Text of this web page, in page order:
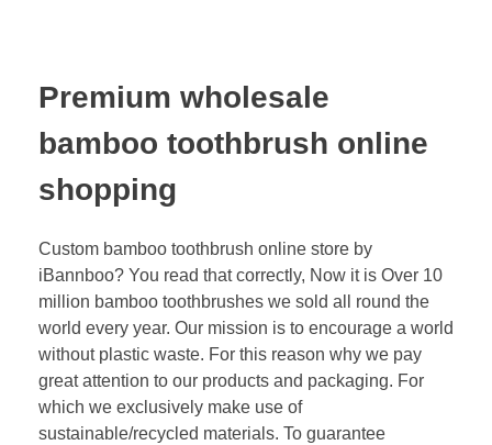
Premium wholesale
bamboo toothbrush online
shopping
Custom bamboo toothbrush online store by
iBannboo? You read that correctly, Now it is Over 10
million bamboo toothbrushes we sold all round the
world every year. Our mission is to encourage a world
without plastic waste. For this reason why we pay
great attention to our products and packaging. For
which we exclusively make use of
sustainable/recycled materials. To guarantee